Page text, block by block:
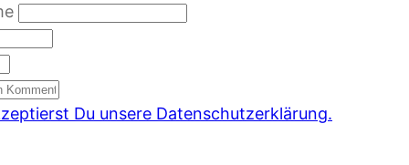
Du unsere Datenschutzerklärung.